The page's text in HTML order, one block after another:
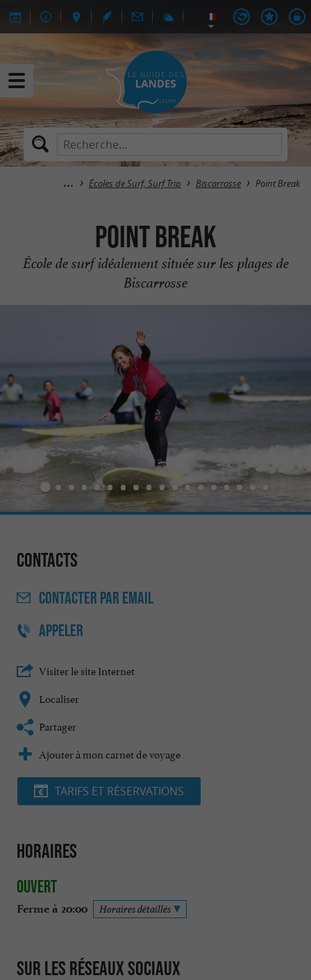
Écoles de Surf, Surf Trip Biscarrosse Point Break
Point Break
École de surf idéalement située sur les plages de
Biscarrosse
Contacts
CONTACTER PAR EMAIL
APPELER
Visiter le site Internet
Localiser
Partager
Ajouter à mon carnet de voyage
TARIFS ET RÉSERVATIONS
Horaires
Ouvert
Ferme à 20:00 Horaires détaillés
Sur les réseaux sociaux